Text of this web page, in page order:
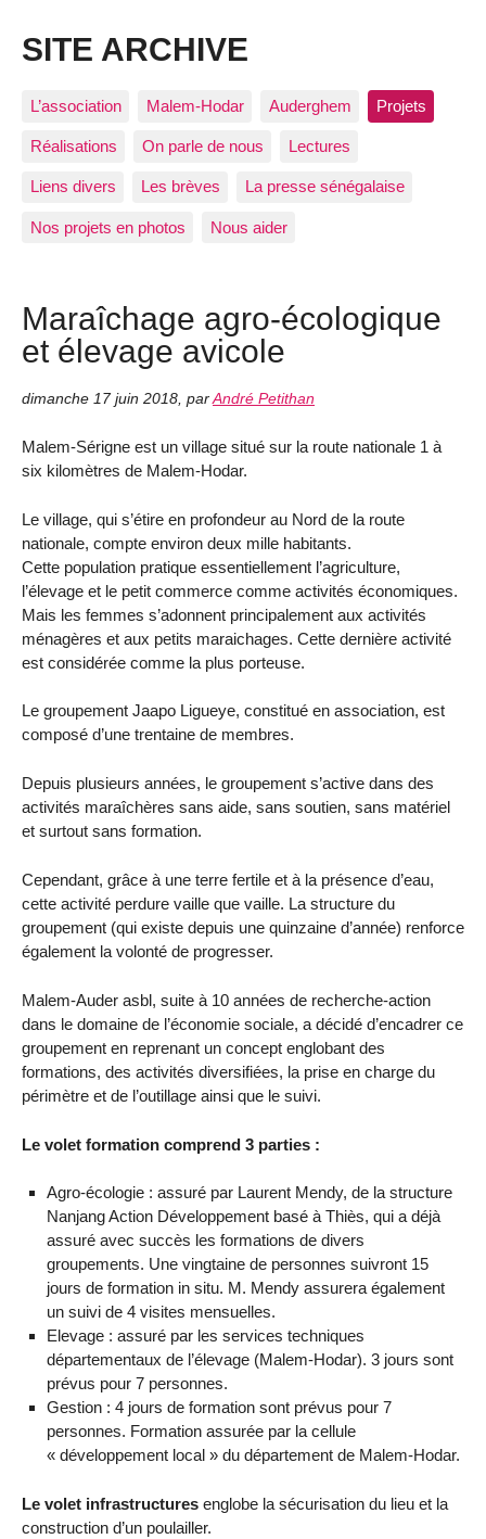
SITE ARCHIVE
L’association Malem-Hodar Auderghem Projets
Réalisations On parle de nous Lectures
Liens divers Les brèves La presse sénégalaise
Nos projets en photos Nous aider
Maraîchage agro-écologique
et élevage avicole
dimanche 17 juin 2018, parAndré Petithan
Malem-Sérigne est un village situé sur la route nationale 1 à
six kilomètres de Malem-Hodar.
Le village, qui s’étire en profondeur au Nord de la route
nationale, compte environ deux mille habitants.
Cette population pratique essentiellement l’agriculture,
l’élevage et le petit commerce comme activités économiques.
Mais les femmes s’adonnent principalement aux activités
ménagères et aux petits maraichages. Cette dernière activité
est considérée comme la plus porteuse.
Le groupement Jaapo Ligueye, constitué en association, est
composé d’une trentaine de membres.
Depuis plusieurs années, le groupement s’active dans des
activités maraîchères sans aide, sans soutien, sans matériel
et surtout sans formation.
Cependant, grâce à une terre fertile et à la présence d’eau,
cette activité perdure vaille que vaille. La structure du
groupement (qui existe depuis une quinzaine d’année) renforce
également la volonté de progresser.
Malem-Auder asbl, suite à 10 années de recherche-action
dans le domaine de l’économie sociale, a décidé d’encadrer ce
groupement en reprenant un concept englobant des
formations, des activités diversifiées, la prise en charge du
périmètre et de l’outillage ainsi que le suivi.
Le volet formation comprend 3 parties :
Agro-écologie : assuré par Laurent Mendy, de la structure
Nanjang Action Développement basé à Thiès, qui a déjà
assuré avec succès les formations de divers
groupements. Une vingtaine de personnes suivront 15
jours de formation in situ. M. Mendy assurera également
un suivi de 4 visites mensuelles.
Elevage : assuré par les services techniques
départementaux de l’élevage (Malem-Hodar). 3 jours sont
prévus pour 7 personnes.
Gestion : 4 jours de formation sont prévus pour 7
personnes. Formation assurée par la cellule
« développement local » du département de Malem-Hodar.
Le volet infrastructures englobe la sécurisation du lieu et la
construction d’un poulailler.